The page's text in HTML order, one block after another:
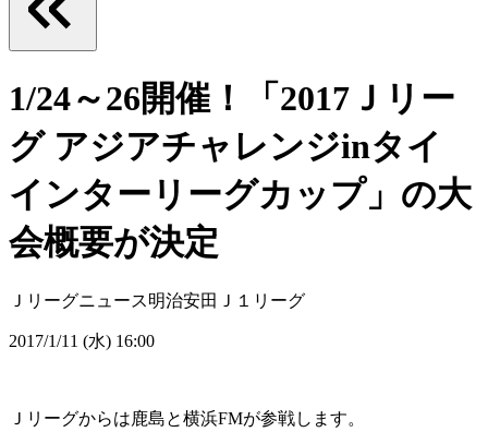
1/24～26開催！「2017Ｊリー
グ アジアチャレンジinタイ
インターリーグカップ」の大
会概要が決定
Ｊリーグニュース明治安田Ｊ１リーグ
2017/1/11 (水) 16:00
Ｊリーグからは鹿島と横浜FMが参戦します。